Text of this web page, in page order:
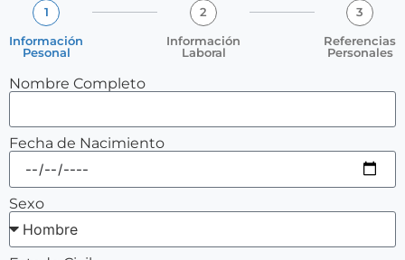
1
Información
Pesonal
2
Información
Laboral
3
Referencias
Personales
Nombre Completo
Fecha de Nacimiento
Sexo